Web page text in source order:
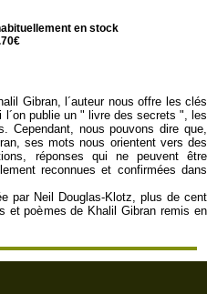
en stock
Gibran, l´auteur nous offre les clés
publie un " livre des secrets ", les
Cependant, nous pouvons dire que,
ses mots nous orientent vers des
réponses qui ne peuvent être
reconnues et confirmées dans
par Neil Douglas-Klotz, plus de cent
et poèmes de Khalil Gibran remis en